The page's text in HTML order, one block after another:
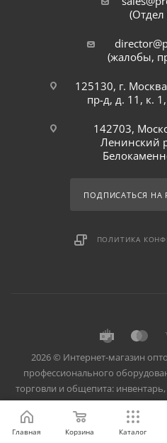
(жалобы,
125130, г.
пр-д, д. 11, к.
142703,
Ленинский
ПОДПИСАТЬСЯ НА
ПОЛИТИКА
2026 © Интернет-магазин
профессионального
торговли и общепита:
для баров, кафе
Главная Корзина Каталог